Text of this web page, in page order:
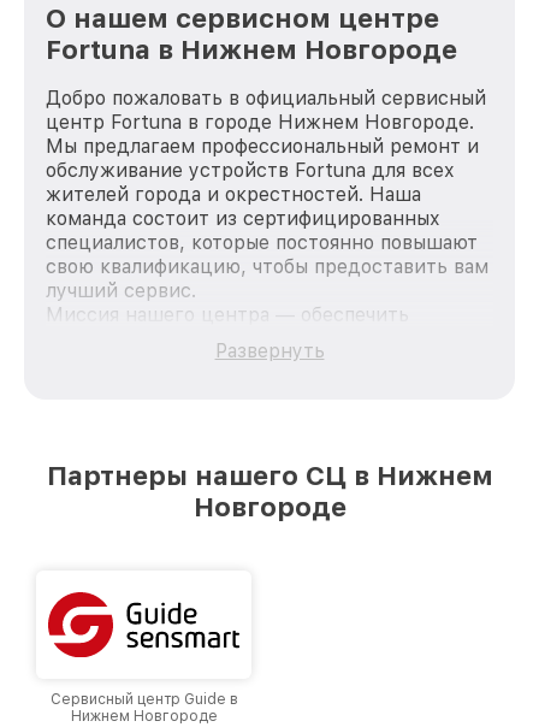
О нашем сервисном центре
Fortuna в Нижнем Новгороде
Добро пожаловать в официальный сервисный
центр Fortuna в городе Нижнем Новгороде.
Мы предлагаем профессиональный ремонт и
обслуживание устройств Fortuna для всех
жителей города и окрестностей. Наша
команда состоит из сертифицированных
специалистов, которые постоянно повышают
свою квалификацию, чтобы предоставить вам
лучший сервис.
Миссия нашего центра — обеспечить
качественный и доступный ремонт для
каждого пользователя продукции Fortuna, вне
лучшим сервисным центром Fortuna в городе
Нижнем Новгороде, постоянно повышая
Развернуть
Партнеры нашего СЦ в Нижнем
Новгороде
Сервисный центр Guide в
Нижнем Новгороде